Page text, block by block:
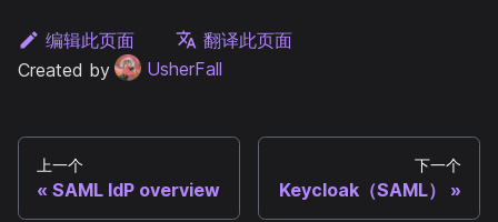
编辑此页面
翻译此页面
Created by
UsherFall
上一个
SAML IdP overview
下一个
Keycloak（SAML）